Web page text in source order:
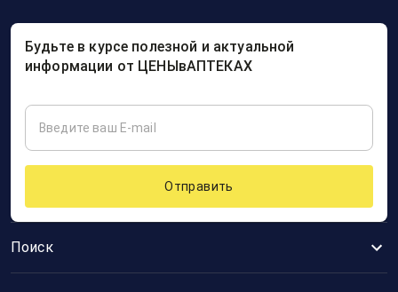
Поиск
Будьте в курсе полезной и актуальной
информации от ЦЕНЫвАПТЕКАХ
Отправить